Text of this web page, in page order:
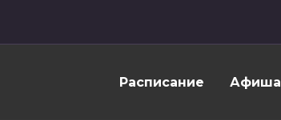
Расписание Афиша